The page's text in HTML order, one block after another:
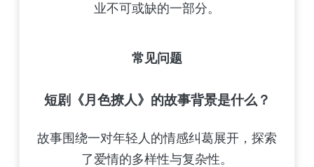
业不可或缺的一部分。
常见问题
短剧《月色撩人》的故事背景是什么？
故事围绕一对年轻人的情感纠葛展开，探索
了爱情的多样性与复杂性。